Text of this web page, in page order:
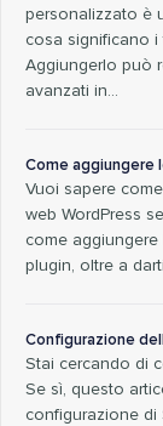
personalizzato è
cosa significano
Aggiungerlo può
avanzati in...
Come aggiungere
Vuoi sapere
web WordPress
come aggiungere
plugin, oltre a
Configurazione
Stai cercando di
Se sì, questo
configurazione di